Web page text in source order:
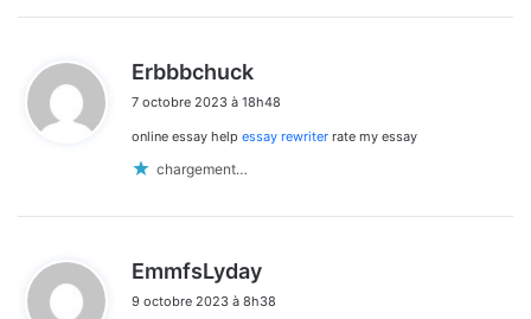
Erbbbchuck
t
7 octobre 2023 à 18h48
online essay help essay rewriter rate my essay
chargement…
EmmfsLyday
t
9 octobre 2023 à 8h38